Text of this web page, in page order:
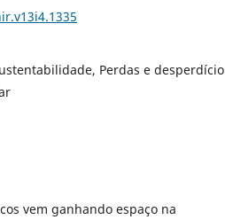
Perdas e desperdício
vem ganhando espaço na